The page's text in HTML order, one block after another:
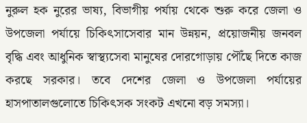
নুরুল হক নুরের ভাষ্য, বিভাগীয় পর্যায় থেকে শুরু করে জেলা ও
উপজেলা পর্যায়ে চিকিৎসাসেবার মান উন্নয়ন, প্রয়োজনীয় জনবল
বৃদ্ধি এবং আধুনিক স্বাস্থ্যসেবা মানুষের দোরগোড়ায় পৌঁছে দিতে কাজ
করছে সরকার। তবে দেশের জেলা ও উপজেলা পর্যায়ের
হাসপাতালগুলোতে চিকিৎসক সংকট এখনো বড় সমস্যা।